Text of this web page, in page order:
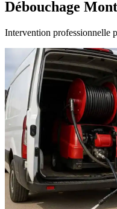
Débouchage
Intervention professionnelle